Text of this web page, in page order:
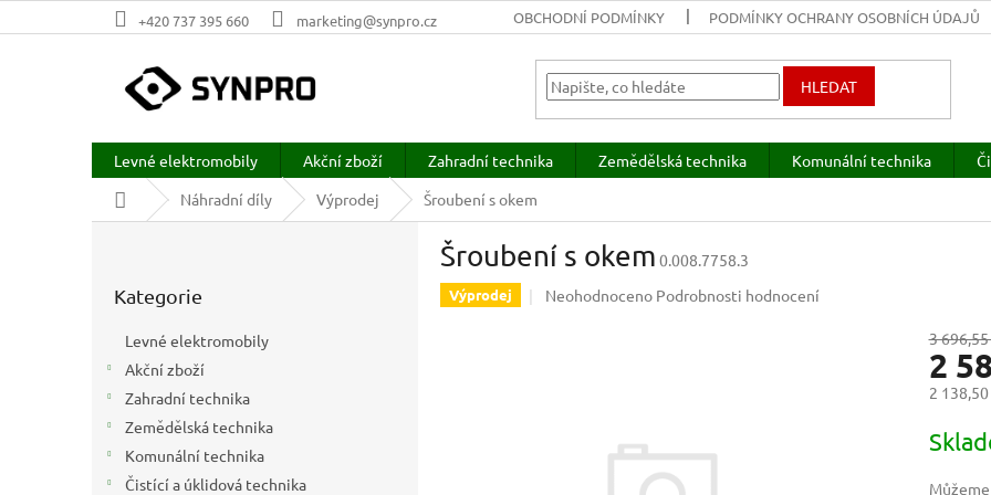
na
+420 737 395 660 marketing@synpro.cz OBCHODNÍ PODMÍNKY PODMÍNKY OCHRANY OSOBNÍCH ÚDAJŮ
HLEDAT
Levné elektromobily Akční zboží Zahradní technika Zemědělská technika Komunální technika
Domů
Náhradní díly Výprodej Šroubení s okem
kategorie
Kategorie
Levné elektromobily
Akční zboží
Zahradní technika
Zemědělská technika
Komunální technika
Čistící a úklidová technika
Šroubení s okem 0.008.7758.3
Výprodej
Průměrné
Neohodnoceno Podrobnosti hodnocení
3 696,55
2
2
cena: